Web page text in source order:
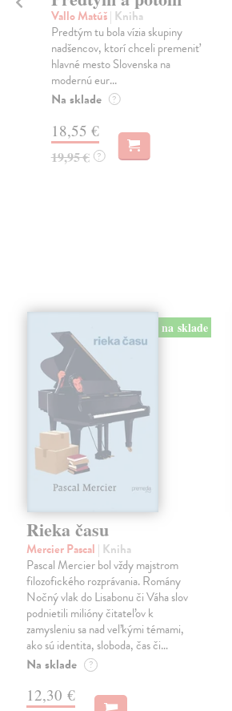
Vallo Matúš| Kniha
Predtým tu bola vízia skupiny
nadšencov, ktorí chceli premeniť
hlavné mesto Slovenska na
modernú eur...
Na sklade ?
18,55 €
19,95 € ?
na sklade
Rieka času
Mercier Pascal | Kniha
Pascal Mercier bol vždy majstrom
filozofického rozprávania. Romány
Nočný vlak do Lisabonu či Váha slov
podnietili milióny čitateľov k
zamysleniu sa nad veľkými témami,
ako sú identita, sloboda, čas či…
Na sklade ?
12,30 €